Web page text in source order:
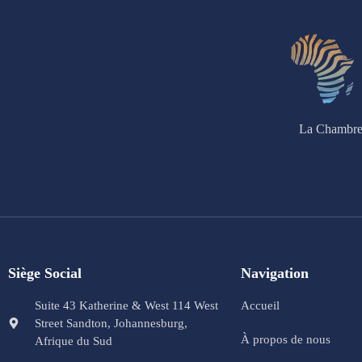
La
Siège Social
Suite 43 Katherine & West 114 West
Street Sandton, Johannesburg,
Afrique du Sud
Navigation
Accueil
À propos de nous